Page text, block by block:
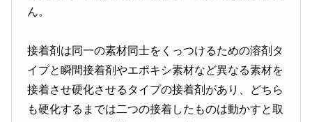
ん。
接着剤は同一の素材同士をくっつけるための溶剤タ
イプと瞬間接着剤やエポキシ素材など異なる素材を
接着させ硬化させるタイプの接着剤があり、どちら
も硬化するまでは二つの接着したものは動かすと取